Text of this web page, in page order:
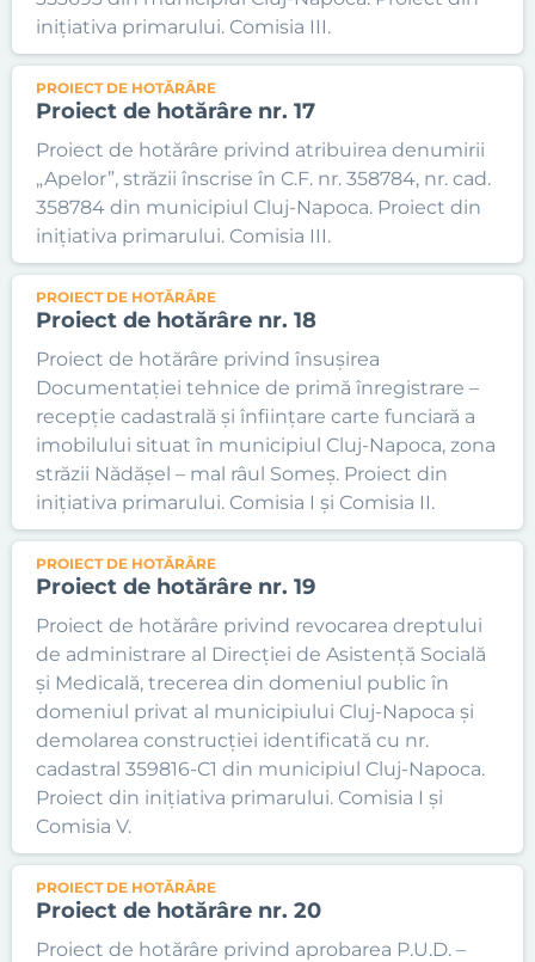
inițiativa primarului. Comisia III.
PROIECT DE HOTĂRÂRE
Proiect de hotărâre nr. 17
Proiect de hotărâre privind atribuirea denumirii
„Apelor”, străzii înscrise în C.F. nr. 358784, nr. cad.
358784 din municipiul Cluj-Napoca. Proiect din
inițiativa primarului. Comisia III.
PROIECT DE HOTĂRÂRE
Proiect de hotărâre nr. 18
Proiect de hotărâre privind însușirea
Documentației tehnice de primă înregistrare –
recepție cadastrală și înființare carte funciară a
imobilului situat în municipiul Cluj-Napoca, zona
străzii Nădășel – mal râul Someș. Proiect din
inițiativa primarului. Comisia I și Comisia II.
PROIECT DE HOTĂRÂRE
Proiect de hotărâre nr. 19
Proiect de hotărâre privind revocarea dreptului
de administrare al Direcției de Asistență Socială
și Medicală, trecerea din domeniul public în
domeniul privat al municipiului Cluj-Napoca și
demolarea construcției identificată cu nr.
cadastral 359816-C1 din municipiul Cluj-Napoca.
Proiect din inițiativa primarului. Comisia I și
Comisia V.
PROIECT DE HOTĂRÂRE
Proiect de hotărâre nr. 20
Proiect de hotărâre privind aprobarea P.U.D. –